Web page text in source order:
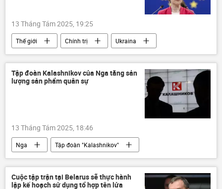
Cuộc gặp giữa Vladimir Putin và Donald Trump tại Alaska
Quân sự
quan hệ
Bộ Ngoại giao Nga
Vladimir Putin
Ukraina
Châu Âu
13 Tháng Tám 2025, 19:25
Thế giới Chính trị
Ukraina
Cuộc khủng hoảng ở Ukraina
Hungary
EU
Ursula von der Leyen
Brussels
Vladimir Zelensky
Nga
Tập đoàn Kalashnikov của Nga tăng sản
lượng sản phẩm quân sự
13 Tháng Tám 2025, 18:46
Nga
Tập đoàn "Kalashnikov"
Thế giới
Quân sự xuất khẩu
Cuộc tập trận tại Belarus sẽ thực hành
lập kế hoạch sử dụng tổ hợp tên lửa